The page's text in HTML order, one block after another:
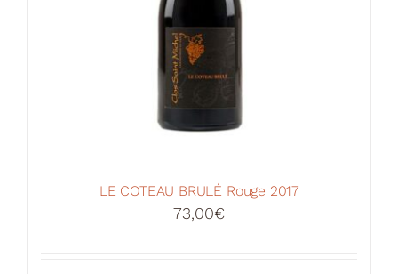
LE COTEAU BRULÉ Rouge 2017
73,00€